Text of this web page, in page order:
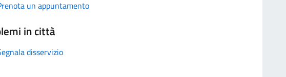
un appuntamento
in città
disservizio